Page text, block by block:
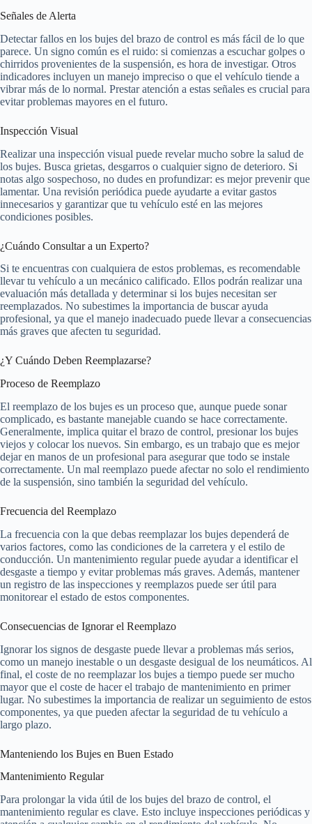
Señales de Alerta
Detectar fallos en los bujes del brazo de control es más fácil de lo que
parece. Un signo común es el ruido: si comienzas a escuchar golpes o
chirridos provenientes de la suspensión, es hora de investigar. Otros
indicadores incluyen un manejo impreciso o que el vehículo tiende a
vibrar más de lo normal. Prestar atención a estas señales es crucial para
evitar problemas mayores en el futuro.
Inspección Visual
Realizar una inspección visual puede revelar mucho sobre la salud de
los bujes. Busca grietas, desgarros o cualquier signo de deterioro. Si
notas algo sospechoso, no dudes en profundizar: es mejor prevenir que
lamentar. Una revisión periódica puede ayudarte a evitar gastos
innecesarios y garantizar que tu vehículo esté en las mejores
condiciones posibles.
¿Cuándo Consultar a un Experto?
Si te encuentras con cualquiera de estos problemas, es recomendable
llevar tu vehículo a un mecánico calificado. Ellos podrán realizar una
evaluación más detallada y determinar si los bujes necesitan ser
reemplazados. No subestimes la importancia de buscar ayuda
profesional, ya que el manejo inadecuado puede llevar a consecuencias
más graves que afecten tu seguridad.
¿Y Cuándo Deben Reemplazarse?
Proceso de Reemplazo
El reemplazo de los bujes es un proceso que, aunque puede sonar
complicado, es bastante manejable cuando se hace correctamente.
Generalmente, implica quitar el brazo de control, presionar los bujes
viejos y colocar los nuevos. Sin embargo, es un trabajo que es mejor
dejar en manos de un profesional para asegurar que todo se instale
correctamente. Un mal reemplazo puede afectar no solo el rendimiento
de la suspensión, sino también la seguridad del vehículo.
Frecuencia del Reemplazo
La frecuencia con la que debas reemplazar los bujes dependerá de
varios factores, como las condiciones de la carretera y el estilo de
conducción. Un mantenimiento regular puede ayudar a identificar el
desgaste a tiempo y evitar problemas más graves. Además, mantener
un registro de las inspecciones y reemplazos puede ser útil para
monitorear el estado de estos componentes.
Consecuencias de Ignorar el Reemplazo
Ignorar los signos de desgaste puede llevar a problemas más serios,
como un manejo inestable o un desgaste desigual de los neumáticos. Al
final, el coste de no reemplazar los bujes a tiempo puede ser mucho
mayor que el coste de hacer el trabajo de mantenimiento en primer
lugar. No subestimes la importancia de realizar un seguimiento de estos
componentes, ya que pueden afectar la seguridad de tu vehículo a
largo plazo.
Manteniendo los Bujes en Buen Estado
Mantenimiento Regular
Para prolongar la vida útil de los bujes del brazo de control, el
mantenimiento regular es clave. Esto incluye inspecciones periódicas y